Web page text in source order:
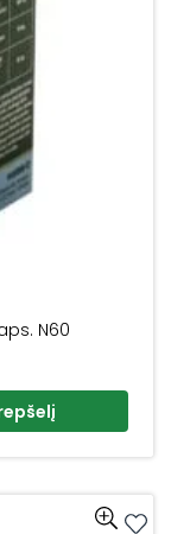
N60
aliejus kaps.